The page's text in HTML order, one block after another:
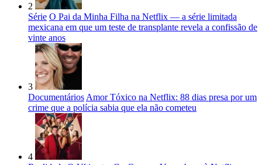
2
Série O Pai da Minha Filha na Netflix — a série limitada
mexicana em que um teste de transplante revela a confissão de
vinte anos
3
Documentários Amor Tóxico na Netflix: 88 dias presa por um
crime que a polícia sabia que ela não cometeu
4